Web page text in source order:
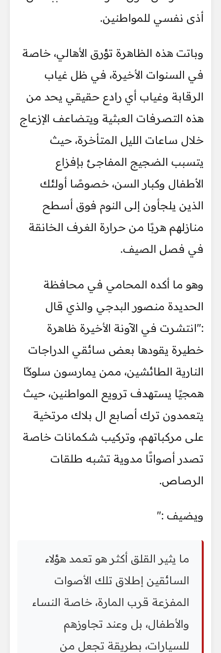
أذى نفسي للمواطنين.
وباتت هذه الظاهرة تؤرق الأهالي، خاصة
في السنوات الأخيرة، في ظل غياب
الرقابة وغياب أي رادع حقيقي يحد من
هذه التصرفات العبثية ويتضاعف الإزعاج
خلال ساعات الليل المتأخرة، حيث
يتسبب الضجيج المفاجئ بإفزاع
الأطفال وكبار السن، خصوصًا أولئك
الذين يلجأون إلى النوم فوق أسطح
منازلهم هربًا من حرارة الغرف الخانقة
في فصل الصيف.
وهو ما أكده المحامي في محافظة
الحديدة منصور البدجي والذي قال
:"انتشرت في الآونة الأخيرة ظاهرة
خطيرة يقودها بعض سائقي الدراجات
النارية الطائشين، ممن يمارسون سلوكًا
همجيًا يستهدف ترويع المواطنين، حيث
يتعمدون ترك أصابع ال بلاك مرتخية
على مركباتهم، وتركيب شكمانات خاصة
تصدر أصواتًا مدوية تشبه طلقات
الرصاص.
ويضيف :"
ما يثير القلق أكثر هو تعمد هؤلاء
السائقين إطلاق تلك الأصوات
المفزعة قرب المارة، خاصة النساء
والأطفال، بل وعند تجاوزهم
للسيارات، بطريقة تجعل من